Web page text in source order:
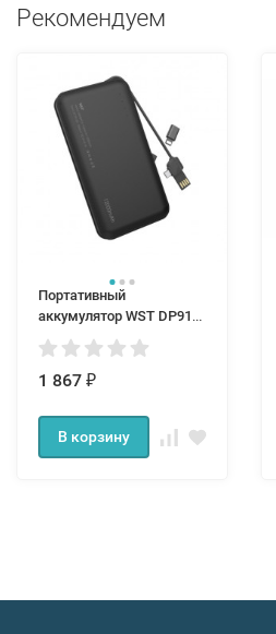
Рекомендуем
Портативный
аккумулятор WST DP913
12000 мАч
1 867 ₽
В корзину